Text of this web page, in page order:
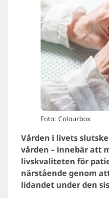
Foto: Colourbox
Vården i livets
vården – innebär att
livskvaliteten för
närstående genom
lidandet under den